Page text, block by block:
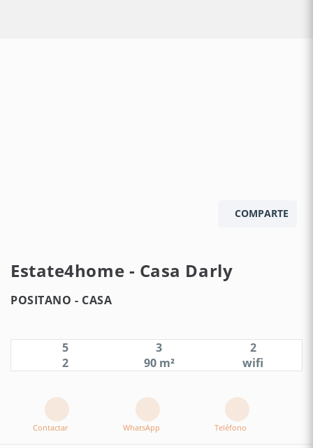
COMPARTE
Estate4home - Casa Darly
POSITANO - CASA
5 3
2
2
90 m² wifi
Contactar WhatsApp Teléfono